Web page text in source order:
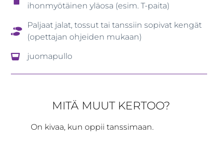
ihonmyötäinen yläosa (esim. T-paita)
Paljaat jalat, tossut tai tanssiin sopivat kengät
(opettajan ohjeiden mukaan)
juomapullo
MITÄ MUUT KERTOO?
On kivaa, kun oppii tanssimaan.